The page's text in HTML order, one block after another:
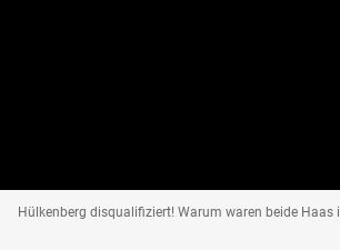
Hülkenberg disqualifiziert! Warum waren beide Haas